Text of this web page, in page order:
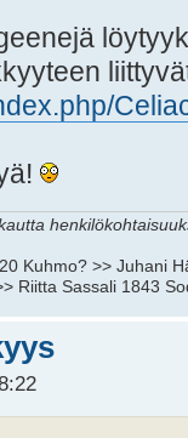
Kuhmo? >> Juhani
Riitta Sassali 1843